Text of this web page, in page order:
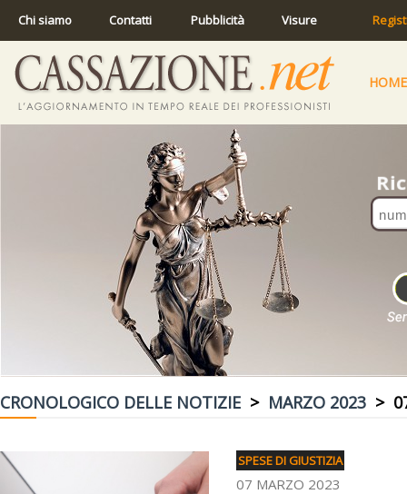
Chi siamo Contatti Pubblicità Visure
HOME
CRONOLOGICO DELLE NOTIZIE > MARZO 2023 >
SPESE DI GIUSTIZIA
07 MARZO 2023